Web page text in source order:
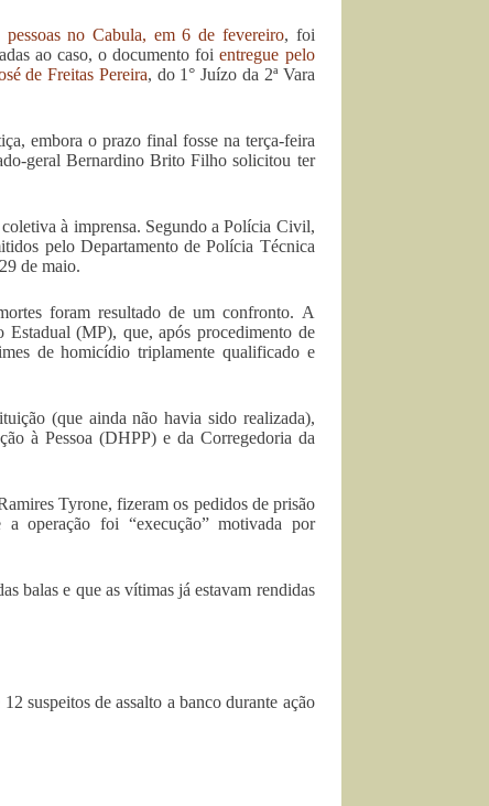
no Cabula, em 6 de fevereiro, foi
ao caso, o documento foientregue pelo
de Freitas Pereira, do 1° Juízo da 2ª Vara
embora o prazo final fosse na terça-feira
geral Bernardino Brito Filho solicitou ter
à imprensa. Segundo a Polícia Civil,
pelo Departamento de Polícia Técnica
de maio.
foram resultado de um confronto. A
(MP), que, após procedimento de
de homicídio triplamente qualificado e
(que ainda não havia sido realizada),
à Pessoa (DHPP) e da Corregedoria da
Tyrone, fizeram os pedidos de prisão
operação foi “execução” motivada por
balas e que as vítimas já estavam rendidas
suspeitos de assalto a banco durante ação